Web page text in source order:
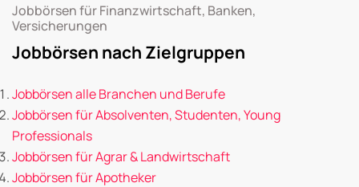
Jobbörsen für Finanzwirtschaft, Banken,
Versicherungen
Jobbörsen nach Zielgruppen
Jobbörsen alle Branchen und Berufe
Jobbörsen für Absolventen, Studenten, Young
Professionals
Jobbörsen für Agrar & Landwirtschaft
Jobbörsen für Apotheker